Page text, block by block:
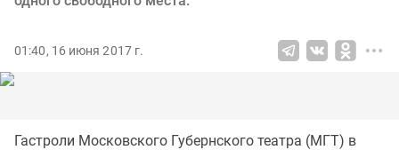
01:40, 16 июня 2017 г.
Гастроли Московского Губернского театра (МГТ) в